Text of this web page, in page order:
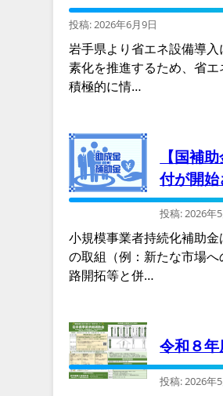
投稿: 2026年6月9日
岩手県より省エネ設備導
素化を推進するため、省
積極的に情…
【国補
付が開
投稿: 2026年
小規模事業者持続化補助
の取組（例：新たな市場
路開拓等と併…
令和８
投稿: 2026年